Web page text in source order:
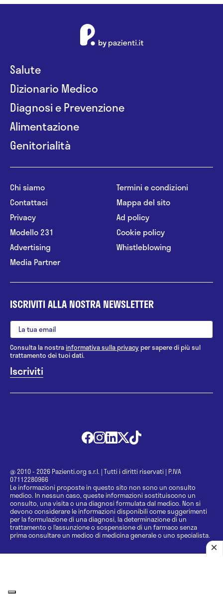
Salute
Dizionario Medico
Diagnosi e Prevenzione
Alimentazione
Genitorialità
Chi siamo
Contattaci
Privacy
Modello 231
Advertising
Media Partner
Termini e condizioni
Mappa del sito
Ad policy
Cookie policy
Whistleblowing
ISCRIVITI ALLA NOSTRA NEWSLETTER
Consulta la nostrainformativa sulla privacy per sapere di più sul
trattamento dei tuoi dati.
@ 2010 - 2026 Pazienti.org s.r.l. | Tutti i diritti riservati | P.IVA
07112280966
Le informazioni proposte in questo sito non sono un consulto
medico. In nessun caso, queste informazioni sostituiscono un
consulto, una visita o una diagnosi formulata dal medico. Non si
devono considerare le informazioni disponibili come suggerimenti
per la formulazione di una diagnosi, la determinazione di un
trattamento o l’assunzione o sospensione di un farmaco senza
prima consultare un medico di medicina generale o uno specialista.